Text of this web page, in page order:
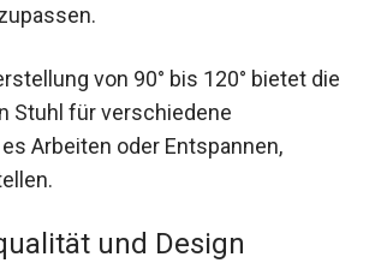
von 90° bis 120° bietet die
Stuhl für verschiedene
Arbeiten oder Entspannen,
und Design